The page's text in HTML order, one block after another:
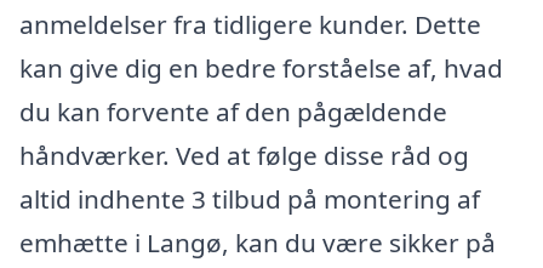
anmeldelser fra tidligere kunder. Dette
kan give dig en bedre forståelse af, hvad
du kan forvente af den pågældende
håndværker. Ved at følge disse råd og
altid indhente 3 tilbud på montering af
emhætte i Langø, kan du være sikker på